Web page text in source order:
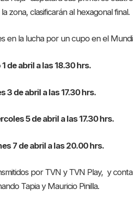
zona, clasificarán al hexagonal final.
en la lucha por un cupo en el
de abril a las 18.30 hrs.
3 de abril a las 17.30 hrs.
5 de abril a las 17.30 hrs.
7 de abril a las 20.00 hrs.
por TVN y TVN Play, y
Tapia y Mauricio Pinilla.